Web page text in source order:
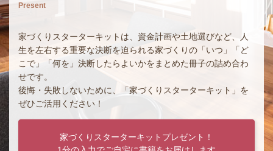
Present
家づくりスターターキットは、資金計画や土地選びなど、人
生を左右する重要な決断を迫られる家づくりの「いつ」「ど
こで」「何を」決断したらよいかをまとめた冊子の詰め合わ
せです。
後悔・失敗しないために、「家づくりスターターキット」を
ぜひご活用ください！
家づくりスターターキットプレゼント！